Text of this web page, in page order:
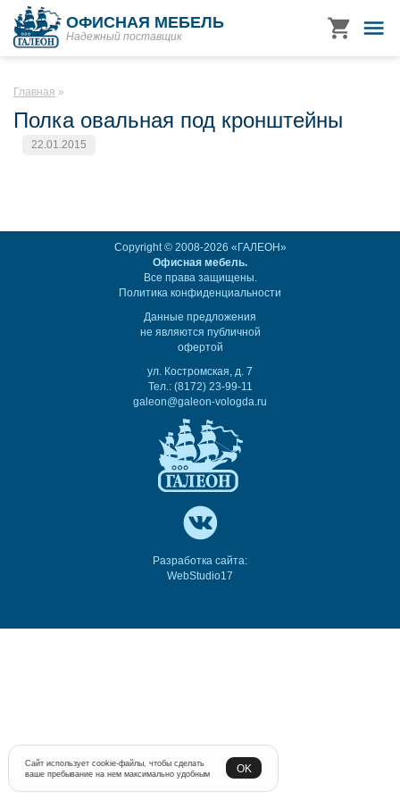
ОФИСНАЯ МЕБЕЛЬ
Надежный поставщик
Главная
Полка овальная под кронштейны
22.01.2015
Copyright © 2008-2026 «ГАЛЕОН»
Офисная мебель.
Все права защищены.
Политика конфиденциальности
Данные предложения
не являются публичной
офертой
ул. Костромская, д. 7
Тел.: (8172) 23-99-11
galeon@galeon-vologda.ru
Разработка сайта:
WebStudio17
Сайт использует cookie-файлы, чтобы сделать
ваше пребывание на нем максимально удобным
OK